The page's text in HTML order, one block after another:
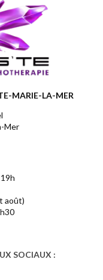
MARIE-LA-MER
Mer
août)
SOCIAUX :